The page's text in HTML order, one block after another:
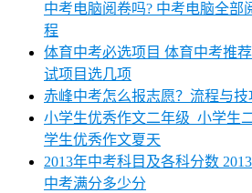
中考电脑阅卷吗? 中考电脑全部
程
体育中考必选项目 体育中考推
试项目选几项
赤峰中考怎么报志愿？流程与技
小学生优秀作文二年级_小学生
学生优秀作文夏天
2013年中考科目及各科分数
中考满分多少分